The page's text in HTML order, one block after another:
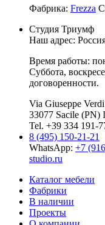
Фабрика: Frezza
Студия Триумф
Наш адрес:
Время работы:
Суббота,
договоренности.
Via Giuseppe
33077 Sacile (PN)
Tel. +39 334 191-
8 (495) 150-21-21
WhatsApp: +7
studio.ru
Каталог мебели
Фабрики
В наличии
Проекты